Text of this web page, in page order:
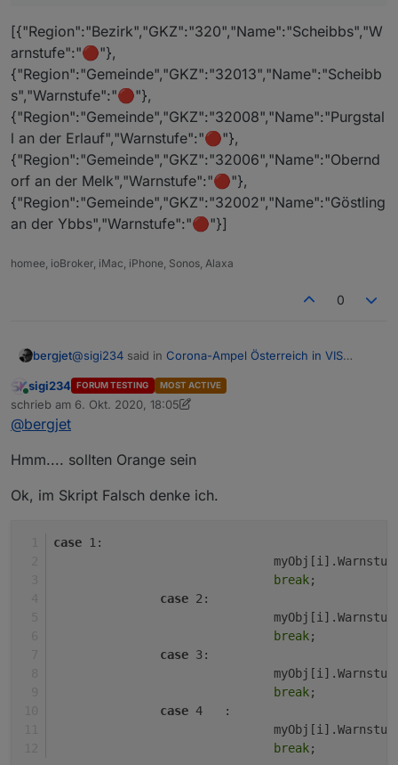
[{"Region":"Bezirk","GKZ":"320","Name":"Scheibbs","W
arnstufe":"🔴"},
{"Region":"Gemeinde","GKZ":"32013","Name":"Scheibb
s","Warnstufe":"🔴"},
{"Region":"Gemeinde","GKZ":"32008","Name":"Purgstal
l an der Erlauf","Warnstufe":"🔴"},
{"Region":"Gemeinde","GKZ":"32006","Name":"Obernd
orf an der Melk","Warnstufe":"🔴"},
{"Region":"Gemeinde","GKZ":"32002","Name":"Göstling
an der Ybbs","Warnstufe":"🔴"}]
homee, ioBroker, iMac, iPhone, Sonos, Alaxa
0
bergjet@sigi234 said in Corona-Ampel Österreich in VIS
Wie sehen deine Objekte aus, fahr mal mit der
arnstufe":"🔴"},
{"Region":"Gemeinde","GKZ":"32013","Name":"Scheibb
{"Region":"Gemeinde","GKZ":"32008","Name":"Purgsta
{"Region":"Gemeinde","GKZ":"32006","Name":"Obernd
{"Region":"Gemeinde","GKZ":"32002","Name":"Göstlin
Online
sigi234 FORUM TESTING MOST ACTIVE
schrieb am 6. Okt. 2020, 18:05
zuletzt editiert von sigi23410. Juni 2020, 20:11
@bergjet
Hmm.... sollten Orange sein
Ok, im Skript Falsch denke ich.
case 1:
break;
case 2:
break;
case 3:
break;
case 4   :
break;